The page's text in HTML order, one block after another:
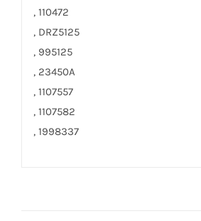
, 110472
, DRZ5125
, 995125
, 23450A
, 1107557
, 1107582
, 1998337